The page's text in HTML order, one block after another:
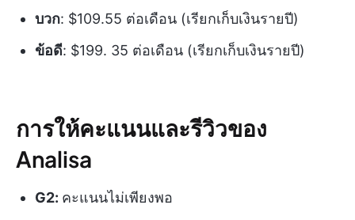
บวก: $109.55 ต่อเดือน (เรียกเก็บเงินรายปี)
ข้อดี: $199. 35 ต่อเดือน (เรียกเก็บเงินรายปี)
การให้คะแนนและรีวิวของ
Analisa
G2: คะแนนไม่เพียงพอ